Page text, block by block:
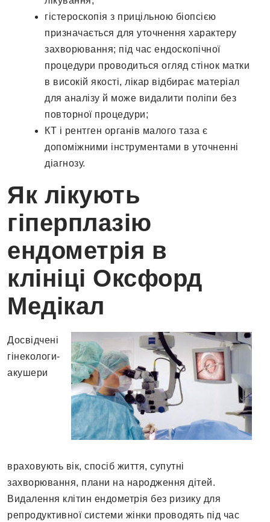
гістероскопія з прицільною біопсією
призначається для уточнення характеру
захворювання; під час ендоскопічної
процедури проводиться огляд стінок матки
в високій якості, лікар відбирає матеріал
для аналізу й може видалити поліпи без
повторної процедури;
КТ і рентген органів малого таза є
допоміжними інструментами в уточненні
діагнозу.
Як лікують
гіперплазію
ендометрія в
клініці Оксфорд
Медікал
Досвідчені
гінекологи-
акушери
враховують вік, спосіб життя, супутні
захворювання, плани на народження дітей.
Видалення клітин ендометрія без ризику для
репродуктивної системи жінки проводять під час